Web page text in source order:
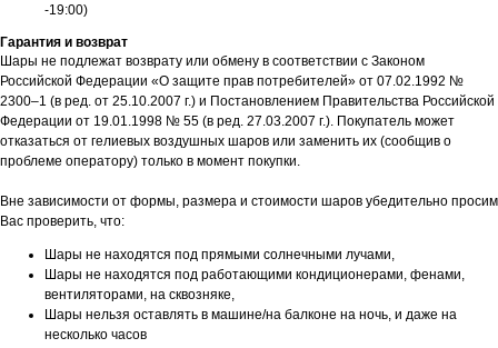
-19:00)
Гарантия и возврат
Шары не подлежат возврату или обмену в соответствии с Законом
Российской Федерации «О защите прав потребителей» от 07.02.1992 №
2300–1 (в ред. от 25.10.2007 г.) и Постановлением Правительства Российской
Федерации от 19.01.1998 № 55 (в ред. 27.03.2007 г.). Покупатель может
отказаться от гелиевых воздушных шаров или заменить их (сообщив о
проблеме оператору) только в момент покупки.
Вне зависимости от формы, размера и стоимости шаров убедительно просим
Вас проверить, что:
Шары не находятся под прямыми солнечными лучами,
Шары не находятся под работающими кондиционерами, фенами,
вентиляторами, на сквозняке,
Шары нельзя оставлять в машине/на балконе на ночь, и даже на
несколько часов